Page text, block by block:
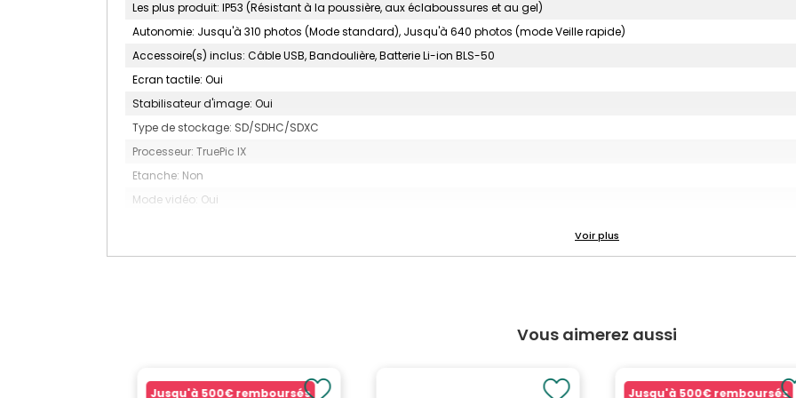
Les plus produit: IP53 (Résistant à la poussière, aux éclaboussures et au gel)
Autonomie: Jusqu'à 310 photos (Mode standard), Jusqu'à 640 photos (mode Veille rapide)
Accessoire(s) inclus: Câble USB, Bandoulière, Batterie Li-ion BLS-50
Ecran tactile: Oui
Stabilisateur d'image: Oui
Type de stockage: SD/SDHC/SDXC
Processeur: TruePic IX
Etanche: Non
Mode vidéo: Oui
Type de pack: Simple kit
Vous aimerez aussi
Jusqu'à 500€ remboursés Jusqu'à 500€ remboursés